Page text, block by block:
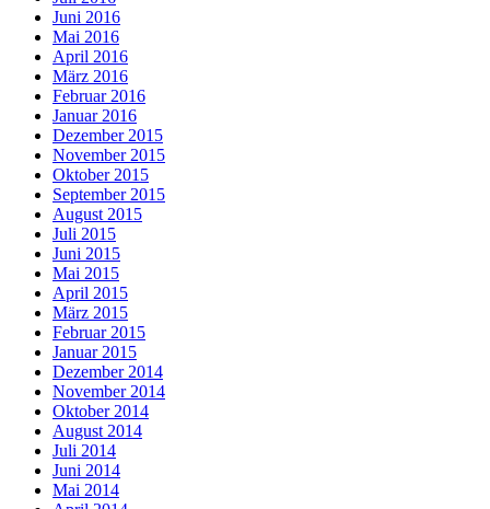
Juni 2016
Mai 2016
April 2016
März 2016
Februar 2016
Januar 2016
Dezember 2015
November 2015
Oktober 2015
September 2015
August 2015
Juli 2015
Juni 2015
Mai 2015
April 2015
März 2015
Februar 2015
Januar 2015
Dezember 2014
November 2014
Oktober 2014
August 2014
Juli 2014
Juni 2014
Mai 2014